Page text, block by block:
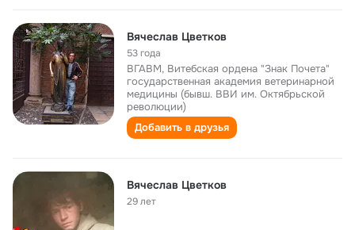
Вячеслав Цветков
53 года
ВГАВМ, Витебская ордена "Знак Почета"
государственная академия ветеринарной
медицины (бывш. ВВИ им. Октябрьской
революции)
Добавить в друзья
Вячеслав Цветков
29 лет